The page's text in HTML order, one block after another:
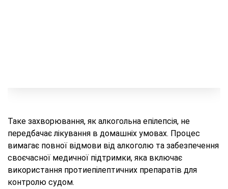
Таке захворювання, як алкогольна епілепсія, не
передбачає лікування в домашніх умовах. Процес
вимагає повної відмови від алкоголю та забезпечення
своєчасної медичної підтримки, яка включає
використання протиепілептичних препаратів для
контролю судом.